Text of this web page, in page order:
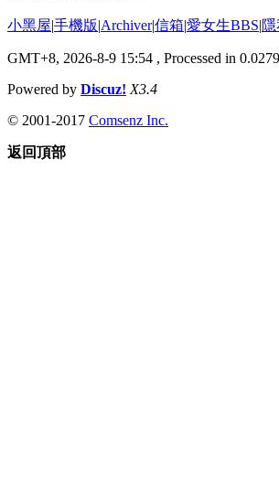
小黑屋|手機版|Archiver|信箱|愛女生BBS|
GMT+8, 2026-8-9 15:54 , Processed in
Powered by Discuz! X3.4
© 2001-2017 Comsenz Inc.
返回頂部